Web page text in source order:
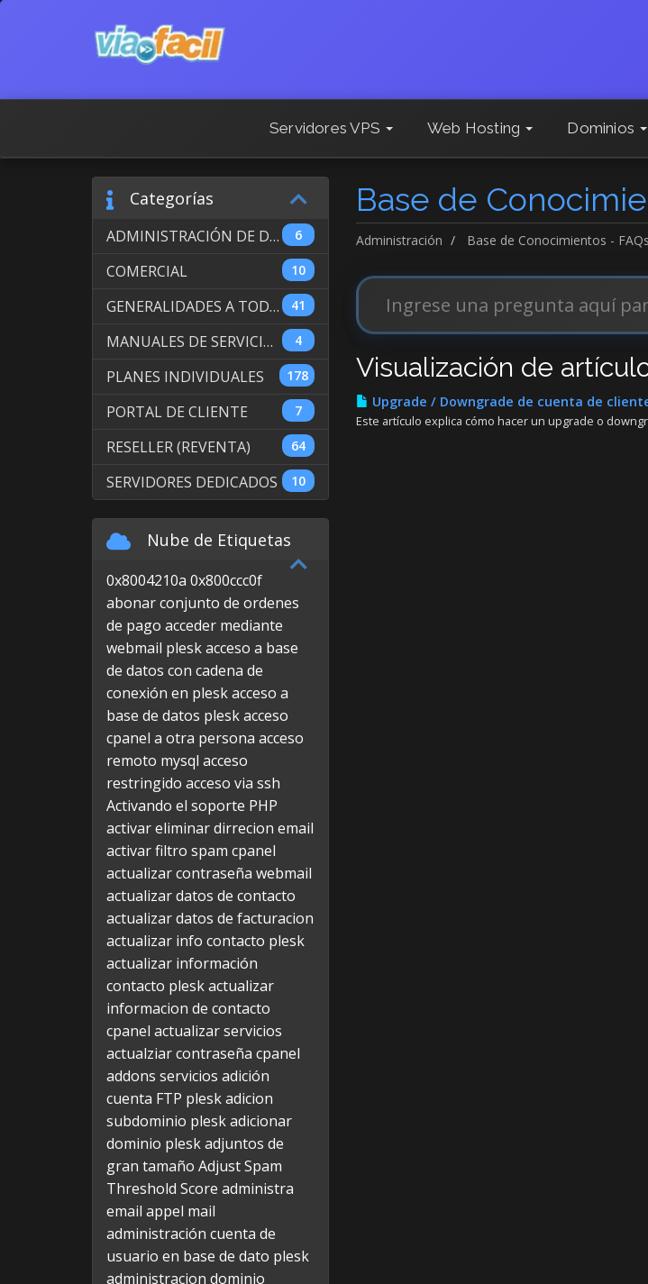
Servidores VPS Web Hosting Dominios
Base de
Administración Base de Conocimientos - FAQs
Categorías
6
ADMINISTRACIÓN DE DOMINIOS INTERNACIONALES
10
COMERCIAL
41
GENERALIDADES A TODOS LOS SERVICIOS
4
MANUALES DE SERVICIO DE WEB HOSTING
178
PLANES INDIVIDUALES
7
PORTAL DE CLIENTE
64
RESELLER (REVENTA)
10
SERVIDORES DEDICADOS
Visualización de
Upgrade / Downgrade de cuenta de
Este artículo explica cómo hacer un upgrade o
Nube de Etiquetas
0x8004210a 0x800ccc0f
abonar conjunto de ordenes
de pago acceder mediante
webmail pleskacceso a base
de datos con cadena de
conexión en pleskacceso a
base de datos pleskacceso
cpanel a otra persona acceso
remoto mysql acceso
restringido acceso via ssh
Activando el soporte PHP
activar eliminar dirrecion email
activar filtro spam cpanel
actualizar contraseña webmail
actualizar datos de contacto
actualizar datos de facturacion
actualizar info contacto plesk
actualizar información
contacto pleskactualizar
informacion de contacto
cpanel actualizar servicios
actualziar contraseña cpanel
addons servicios adición
cuenta FTP pleskadicion
subdominio pleskadicionar
dominio pleskadjuntos de
gran tamaño Adjust Spam
Threshold Score administra
email appel mail
administración cuenta de
usuario en base de dato plesk
administracion dominio